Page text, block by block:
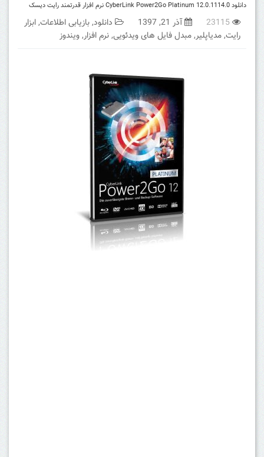
دانلود CyberLink Power2Go Platinum 12.0.1114.0 نرم افزار قدرتمند رایت دیسک
23115 آذر 21, 1397 دانلود,بازیابی اطلاعات,ابزار
رایت,مدیاپلیر,مبدل فایل های ویدئویی,نرم افزار,ویندوز